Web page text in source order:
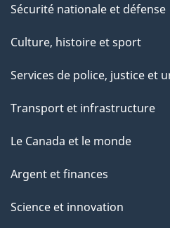
Sécurité nationale et défense
Culture, histoire et sport
Services de police, justice et
Transport et infrastructure
Le Canada et le monde
Argent et finances
Science et innovation